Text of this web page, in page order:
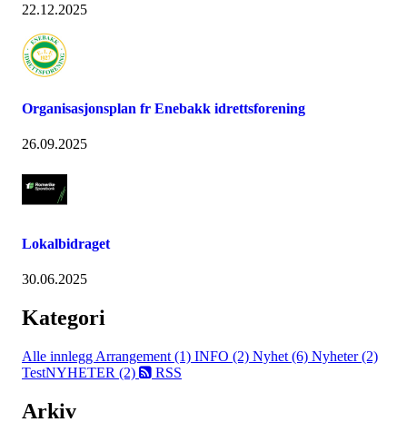
22.12.2025
Organisasjonsplan fr Enebakk idrettsforening
26.09.2025
Lokalbidraget
30.06.2025
Kategori
Alle innlegg Arrangement (1) INFO (2) Nyhet (6) Nyheter (2)
TestNYHETER (2)
RSS
Arkiv